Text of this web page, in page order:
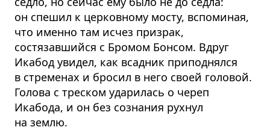
он спешил к церковному мосту, вспоминая,
что именно там исчез призрак,
состязавшийся с Бромом Бонсом. Вдруг
Икабод увидел, как всадник приподнялся
в стременах и бросил в него своей головой.
Голова с треском ударилась о череп
Икабода, и он без сознания рухнул
на землю.